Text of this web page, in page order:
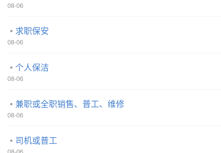
08-06
求职保安
08-06
个人保洁
08-06
兼职或全职销售、普工、维修
08-06
司机或普工